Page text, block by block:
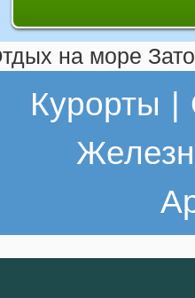
Курорты